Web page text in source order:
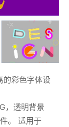
的彩色字体设
，透明背景
。 适用于